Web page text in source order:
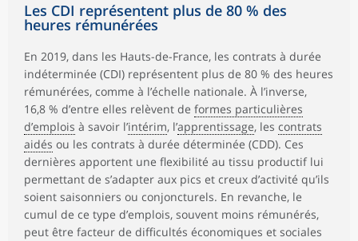
Les CDI représentent plus de 80 % des
heures rémunérées
En 2019, dans les Hauts-de-France, les contrats à durée
indéterminée (CDI) représentent plus de 80 % des heures
rémunérées, comme à l’échelle nationale. À l’inverse,
16,8 % d’entre elles relèvent de formes particulières
d’emplois à savoir l’intérim, l’apprentissage, les contrats
aidés ou les contrats à durée déterminée (CDD). Ces
dernières apportent une flexibilité au tissu productif lui
permettant de s’adapter aux pics et creux d’activité qu’ils
soient saisonniers ou conjoncturels. En revanche, le
cumul de ce type d’emplois, souvent moins rémunérés,
peut être facteur de difficultés économiques et sociales